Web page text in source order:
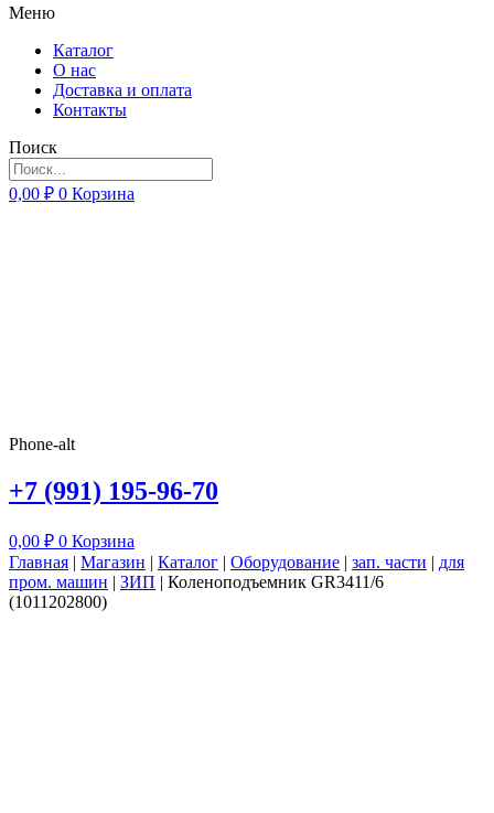
Меню
Каталог
О нас
Доставка и оплата
Контакты
Поиск
0,00 ₽ 0 Корзина
Phone-alt
+7 (991) 195-96-70
0,00 ₽ 0 Корзина
Главная | Магазин | Каталог | Оборудование | зап. части | для
пром. машин | ЗИП | Коленоподъемник GR3411/6
(1011202800)